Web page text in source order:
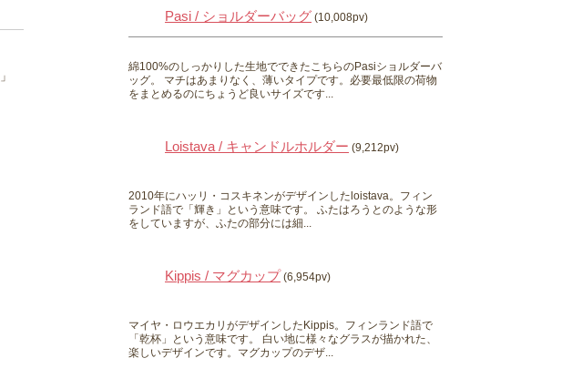
」
Pasi / ショルダーバッグ (10,008pv)
綿100%のしっかりした生地でできたこちらのPasiショルダーバ
ッグ。 マチはあまりなく、薄いタイプです。必要最低限の荷物
をまとめるのにちょうど良いサイズです...
Loistava / キャンドルホルダー (9,212pv)
2010年にハッリ・コスキネンがデザインしたloistava。フィン
ランド語で「輝き」という意味です。 ふたはろうとのような形
をしていますが、ふたの部分には細...
Kippis / マグカップ (6,954pv)
マイヤ・ロウエカリがデザインしたKippis。フィンランド語で
「乾杯」という意味です。 白い地に様々なグラスが描かれた、
楽しいデザインです。マグカップのデザ...